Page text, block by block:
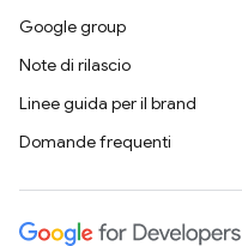
Google group
Note di rilascio
Linee guida per il brand
Domande frequenti